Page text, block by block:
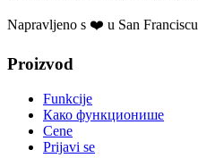
Napravljeno s ❤️ u San Franciscu
Proizvod
Funkcije
Како функционише
Cene
Prijavi se